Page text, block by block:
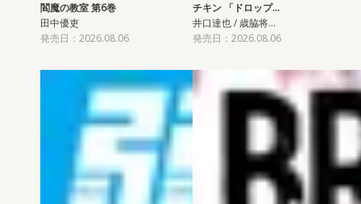
閻魔の教室 第6巻
田中優吏
発売日：2026.08.06
チキン 「ドロップ…
井口達也 / 歳脇将…
発売日：2026.08.06